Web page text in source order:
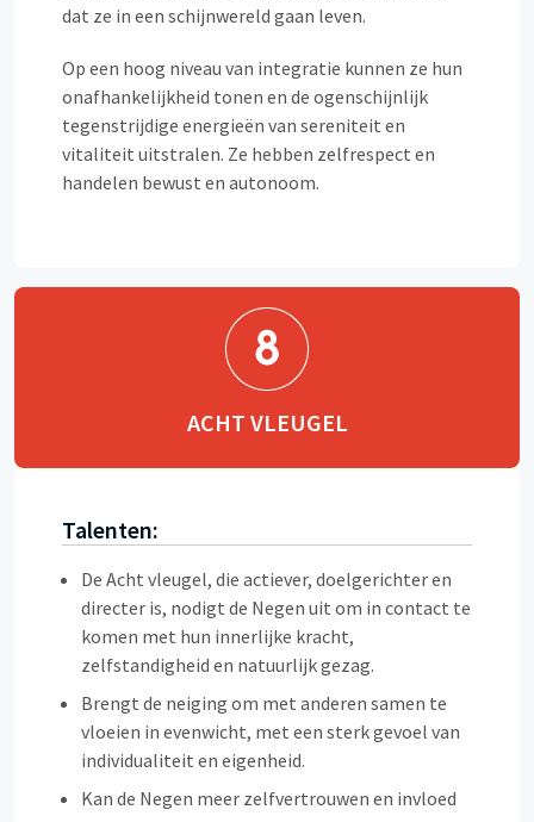
dat ze in een schijnwereld gaan leven.
Op een hoog niveau van integratie kunnen ze hun
onafhankelijkheid tonen en de ogenschijnlijk
tegenstrijdige energieën van sereniteit en
vitaliteit uitstralen. Ze hebben zelfrespect en
handelen bewust en autonoom.
ACHT VLEUGEL
Talenten:
De Acht vleugel, die actiever, doelgerichter en
directer is, nodigt de Negen uit om in contact te
komen met hun innerlijke kracht,
zelfstandigheid en natuurlijk gezag.
Brengt de neiging om met anderen samen te
vloeien in evenwicht, met een sterk gevoel van
individualiteit en eigenheid.
Kan de Negen meer zelfvertrouwen en invloed